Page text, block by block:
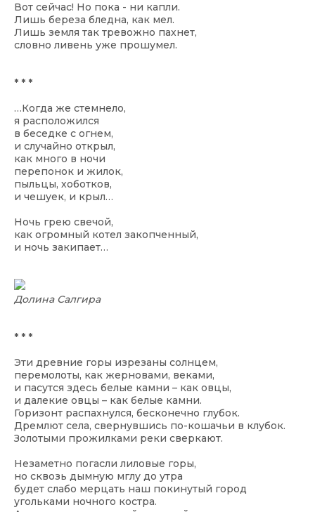
Вот сейчас! Но пока - ни капли.
Лишь береза бледна, как мел.
Лишь земля так тревожно пахнет,
словно ливень уже прошумел.
* * *
…Когда же стемнело,
я расположился
в беседке с огнем,
и случайно открыл,
как много в ночи
перепонок и жилок,
пыльцы, хоботков,
и чешуек, и крыл…
Ночь грею свечой,
как огромный котел закопченный,
и ночь закипает…
Долина Салгира
* * *
Эти древние горы изрезаны солнцем,
перемолоты, как жерновами, веками,
и пасутся здесь белые камни – как овцы,
и далекие овцы – как белые камни.
Горизонт распахнулся, бесконечно глубок.
Дремлют села, свернувшись по-кошачьи в клубок.
Золотыми прожилками реки сверкают.
Незаметно погасли лиловые горы,
но сквозь дымную мглу до утра
будет слабо мерцать наш покинутый город
угольками ночного костра.